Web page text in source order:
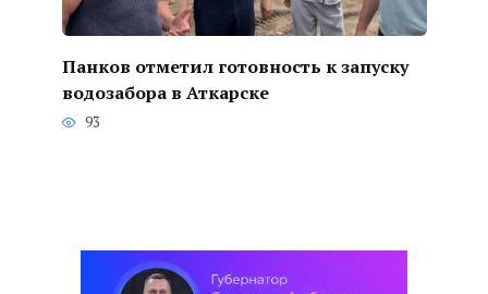
Панков отметил готовность к запуску
водозабора в Аткарске
93